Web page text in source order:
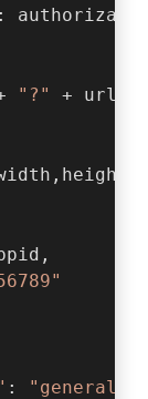
:
"?" +
: "general"